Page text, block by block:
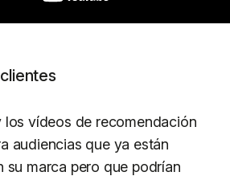
los vídeos de recomendación
audiencias que ya están
su marca pero que podrían